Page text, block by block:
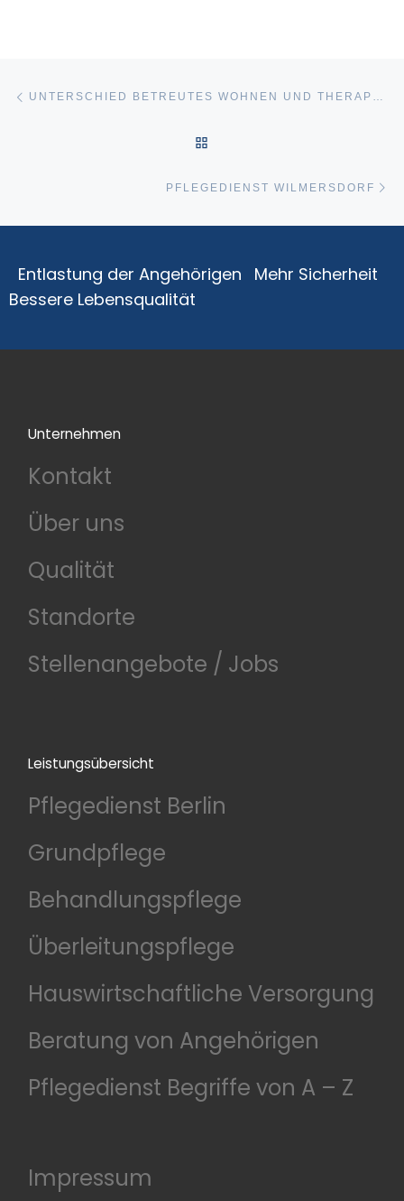
Beitragsnavigation UNTERSCHIED BETREUTES WOHNEN UND THERAPEUTISCHE WOHNGEMEINSCHAFT
PFLEGEDIENST WILMERSDORF
Entlastung der Angehörigen
Mehr Sicherheit
Bessere Lebensqualität
Unternehmen
Kontakt
Über uns
Qualität
Standorte
Stellenangebote / Jobs
Leistungsübersicht
Pflegedienst Berlin
Grundpflege
Behandlungspflege
Überleitungspflege
Hauswirtschaftliche Versorgung
Beratung von Angehörigen
Pflegedienst Begriffe von A – Z
Impressum